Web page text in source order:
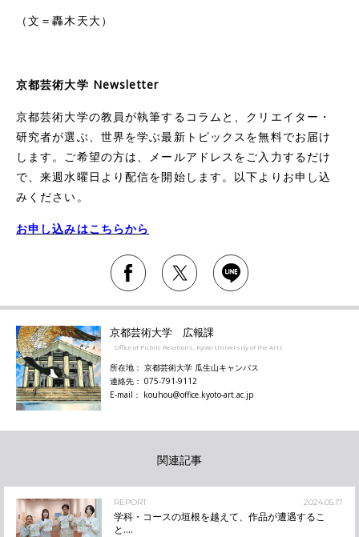
（文＝轟木天大）
京都芸術大学 Newsletter
京都芸術大学の教員が執筆するコラムと、クリエイター・
研究者が選ぶ、世界を学ぶ最新トピックスを無料でお届け
します。ご希望の方は、メールアドレスをご入力するだけ
で、来週水曜日より配信を開始します。以下よりお申し込
みください。
お申し込みはこちらから
京都芸術大学 広報課
Office of Public Relations, Kyoto University of the Arts
所在地： 京都芸術大学 瓜生山キャンパス
連絡先： 075-791-9112
E-mail： kouhou@office.kyoto-art.ac.jp
関連記事
REPORT 2024.05.17
学科・コースの垣根を越えて、作品が遭遇するこ
と....